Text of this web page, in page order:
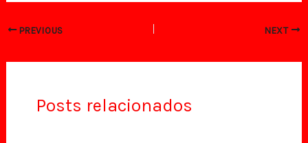
PREVIOUS NEXT
Posts relacionados